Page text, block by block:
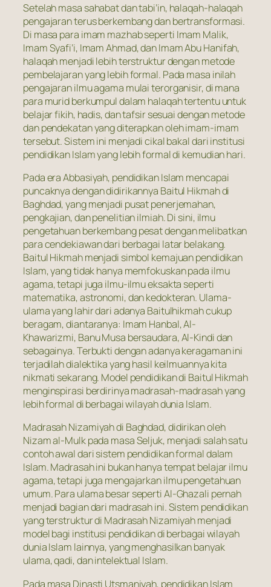
Setelah masa sahabat dan tabi’in, halaqah-halaqah
pengajaran terus berkembang dan bertransformasi.
Di masa para imam mazhab seperti Imam Malik,
Imam Syafi’i, Imam Ahmad, dan Imam Abu Hanifah,
halaqah menjadi lebih terstruktur dengan metode
pembelajaran yang lebih formal. Pada masa inilah
pengajaran ilmu agama mulai terorganisir, di mana
para murid berkumpul dalam halaqah tertentu untuk
belajar fikih, hadis, dan tafsir sesuai dengan metode
dan pendekatan yang diterapkan oleh imam-imam
tersebut. Sistem ini menjadi cikal bakal dari institusi
pendidikan Islam yang lebih formal di kemudian hari.
Pada era Abbasiyah, pendidikan Islam mencapai
puncaknya dengan didirikannya Baitul Hikmah di
Baghdad, yang menjadi pusat penerjemahan,
pengkajian, dan penelitian ilmiah. Di sini, ilmu
pengetahuan berkembang pesat dengan melibatkan
para cendekiawan dari berbagai latar belakang.
Baitul Hikmah menjadi simbol kemajuan pendidikan
Islam, yang tidak hanya memfokuskan pada ilmu
agama, tetapi juga ilmu-ilmu eksakta seperti
matematika, astronomi, dan kedokteran. Ulama-
ulama yang lahir dari adanya Baitulhikmah cukup
beragam, diantaranya: Imam Hanbal, Al-
Khawarizmi, Banu Musa bersaudara, Al-Kindi dan
sebagainya. Terbukti dengan adanya keragaman ini
terjadilah dialektika yang hasil keilmuannya kita
nikmati sekarang. Model pendidikan di Baitul Hikmah
menginspirasi berdirinya madrasah-madrasah yang
lebih formal di berbagai wilayah dunia Islam.
Madrasah Nizamiyah di Baghdad, didirikan oleh
Nizam al-Mulk pada masa Seljuk, menjadi salah satu
contoh awal dari sistem pendidikan formal dalam
Islam. Madrasah ini bukan hanya tempat belajar ilmu
agama, tetapi juga mengajarkan ilmu pengetahuan
umum. Para ulama besar seperti Al-Ghazali pernah
menjadi bagian dari madrasah ini. Sistem pendidikan
yang terstruktur di Madrasah Nizamiyah menjadi
model bagi institusi pendidikan di berbagai wilayah
dunia Islam lainnya, yang menghasilkan banyak
ulama, qadi, dan intelektual Islam.
Pada masa Dinasti Utsmaniyah, pendidikan Islam